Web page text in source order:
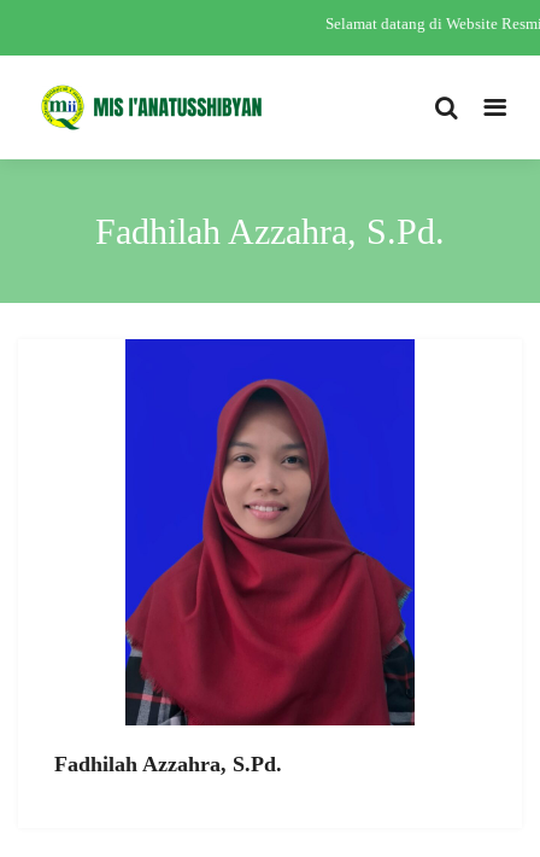
Selamat datang di Website
Fadhilah Azzahra, S.Pd.
Fadhilah Azzahra, S.Pd.